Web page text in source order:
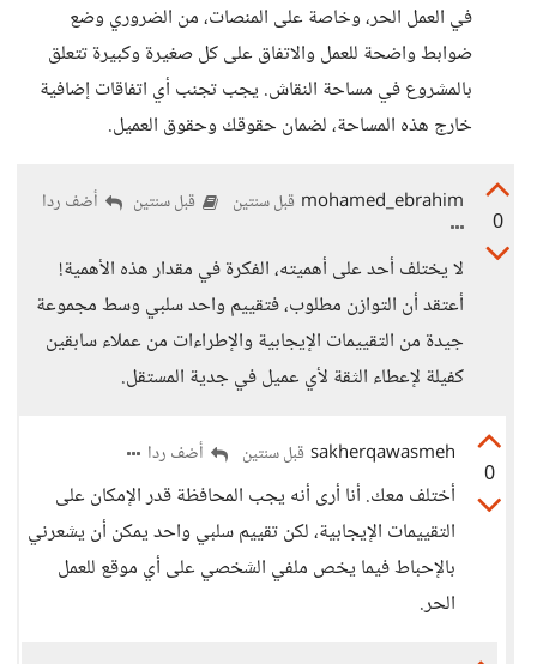
في العمل الحر، وخاصة على المنصات، من الضروري وضع
ضوابط واضحة للعمل والاتفاق على كل صغيرة وكبيرة تتعلق
بالمشروع في مساحة النقاش. يجب تجنب أي اتفاقات إضافية
خارج هذه المساحة، لضمان حقوقك وحقوق العميل.
0
mohamed_ebrahim قبل سنتين قبل سنتين أضف ردا
لا يختلف أحد على أهميته، الفكرة في مقدار هذه الأهمية!
أعتقد أن التوازن مطلوب، فتقييم واحد سلبي وسط مجموعة
جيدة من التقييمات الإيجابية والإطراءات من عملاء سابقين
كفيلة لإعطاء الثقة لأي عميل في جدية المستقل.
0
sakherqawasmeh قبل سنتين أضف ردا
أختلف معك. أنا أرى أنه يجب المحافظة قدر الإمكان على
التقييمات الإيجابية، لكن تقييم سلبي واحد يمكن أن يشعرني
بالإحباط فيما يخص ملفي الشخصي على أي موقع للعمل
الحر.